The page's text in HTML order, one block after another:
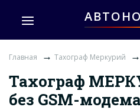
Главная → Тахограф Меркурий →
Тахограф
без GSM-модема